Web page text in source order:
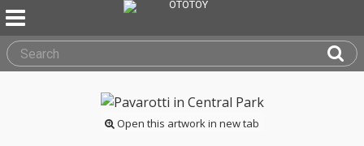
Open this artwork in new tab